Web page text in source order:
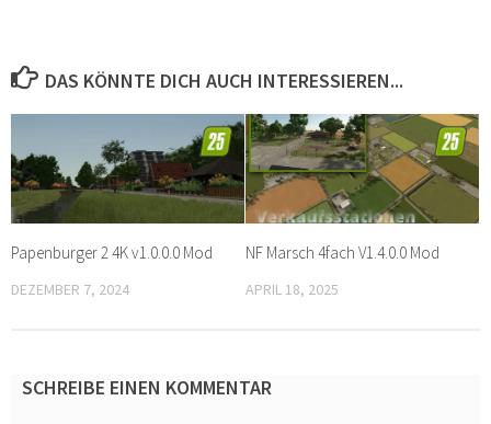
DAS KÖNNTE DICH AUCH INTERESSIEREN...
Papenburger 2 4K v1.0.0.0 Mod
DEZEMBER 7, 2024
NF Marsch 4fach V1.4.0.0 Mod
APRIL 18, 2025
SCHREIBE EINEN KOMMENTAR